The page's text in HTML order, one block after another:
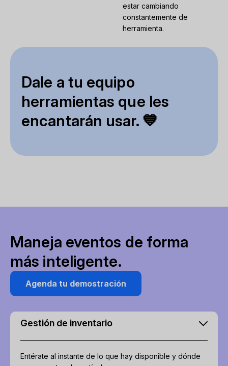
estar cambiando
constantemente de
herramienta.
Dale a tu equipo
herramientas que les
encantarán usar. 💙
Maneja eventos de forma
más inteligente.
Agenda tu demostración
Gestión de inventario
Entérate al instante de lo que hay disponible y dónde